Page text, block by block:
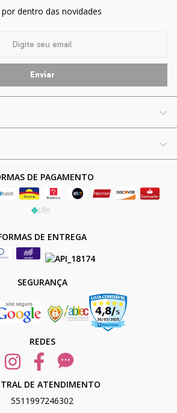
dentro das novidades
DE PAGAMENTO
DE ENTREGA
SEGURANÇA
REDES
DE ATENDIMENTO
5511997246302